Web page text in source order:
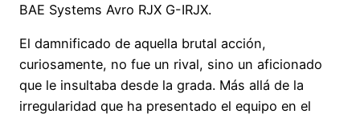
BAE Systems Avro RJX G-IRJX.
El damnificado de aquella brutal acción,
curiosamente, no fue un rival, sino un aficionado
que le insultaba desde la grada. Más allá de la
irregularidad que ha presentado el equipo en el